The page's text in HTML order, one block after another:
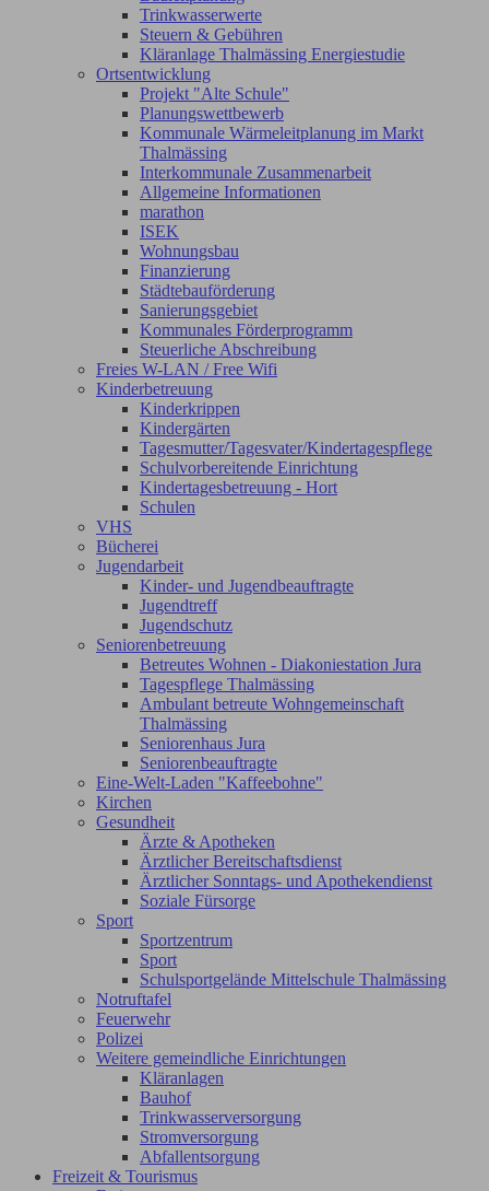
Trinkwasserwerte
Steuern & Gebühren
Kläranlage Thalmässing Energiestudie
Ortsentwicklung
Projekt "Alte Schule"
Planungswettbewerb
Kommunale Wärmeleitplanung im Markt
Thalmässing
Interkommunale Zusammenarbeit
Allgemeine Informationen
marathon
ISEK
Wohnungsbau
Finanzierung
Städtebauförderung
Sanierungsgebiet
Kommunales Förderprogramm
Steuerliche Abschreibung
Freies W-LAN / Free Wifi
Kinderbetreuung
Kinderkrippen
Kindergärten
Tagesmutter/Tagesvater/Kindertagespflege
Schulvorbereitende Einrichtung
Kindertagesbetreuung - Hort
Schulen
VHS
Bücherei
Jugendarbeit
Kinder- und Jugendbeauftragte
Jugendtreff
Jugendschutz
Seniorenbetreuung
Betreutes Wohnen - Diakoniestation Jura
Tagespflege Thalmässing
Ambulant betreute Wohngemeinschaft
Thalmässing
Seniorenhaus Jura
Seniorenbeauftragte
Eine-Welt-Laden "Kaffeebohne"
Kirchen
Gesundheit
Ärzte & Apotheken
Ärztlicher Bereitschaftsdienst
Ärztlicher Sonntags- und Apothekendienst
Soziale Fürsorge
Sport
Sportzentrum
Sport
Schulsportgelände Mittelschule Thalmässing
Notruftafel
Feuerwehr
Polizei
Weitere gemeindliche Einrichtungen
Kläranlagen
Bauhof
Trinkwasserversorgung
Stromversorgung
Abfallentsorgung
Freizeit & Tourismus